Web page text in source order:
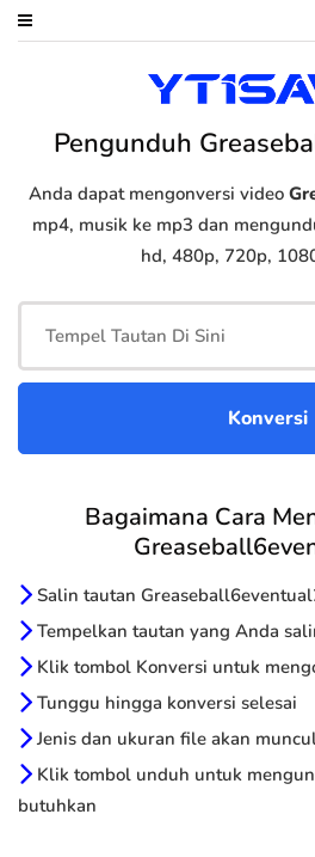
Pengunduh
Anda dapat mengonversi video
mp4, musik ke mp3 dan
hd, 480p, 720p,
Bagaimana Cara
Salin tautan
Tempelkan tautan yang Anda
Klik tombol Konversi untuk
Tunggu hingga konversi selesai
Jenis dan ukuran file akan
Klik tombol unduh untuk
butuhkan